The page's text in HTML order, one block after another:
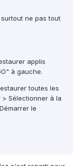
ne pas tout
applis
à gauche.
toutes les
Sélectionner à la
le